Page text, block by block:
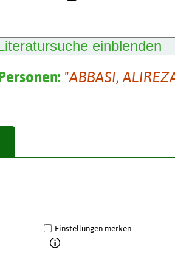
einblenden
"ABBASI,
Einstellungen merken